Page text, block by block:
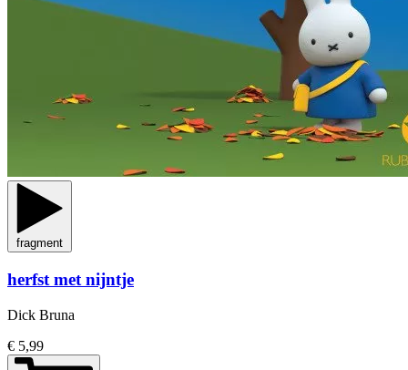
fragment
herfst met nijntje
Dick Bruna
€ 5,99